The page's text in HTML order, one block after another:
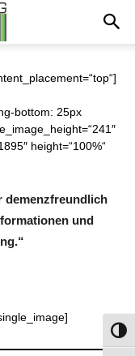
bottom: 25px
height=“100%“
demenzfreundlich
und